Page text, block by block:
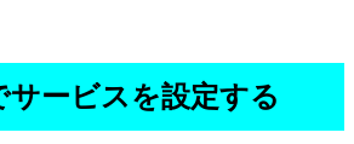
サービスを設定する